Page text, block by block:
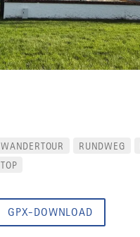
WANDERTOUR RUNDWEG
TOP
GPX-DOWNLOAD